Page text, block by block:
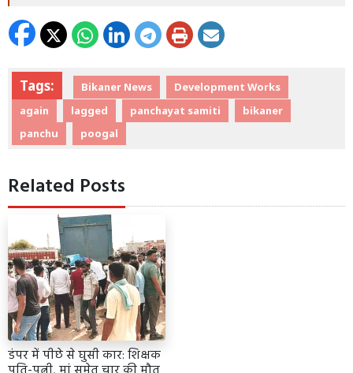
Tags: Bikaner News
Development Works
again
lagged panchayat samiti
bikaner
panchu
poogal
Related Posts
डंपर में पीछे से घुसी कार: शिक्षक